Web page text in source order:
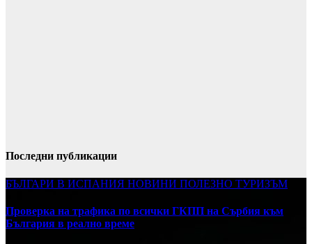
Последни публикации
БЪЛГАРИ В ИСПАНИЯ НОВИНИ ПОЛЕЗНО ТУРИЗЪМ
Проверка на трафика по всички ГКПП на Сърбия към
България в реално време